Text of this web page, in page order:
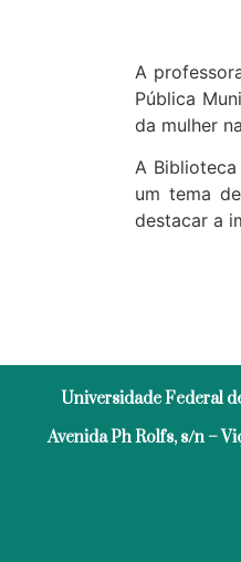
A
Pública
da mulher
A
um tema
destacar a
Universidade Federal
Avenida Ph Rolfs, s/n –